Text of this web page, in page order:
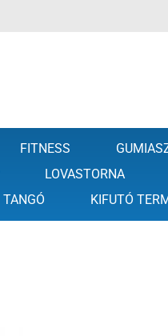
FITNESS
LOVASTORNA
TANGÓ KIFUTÓ